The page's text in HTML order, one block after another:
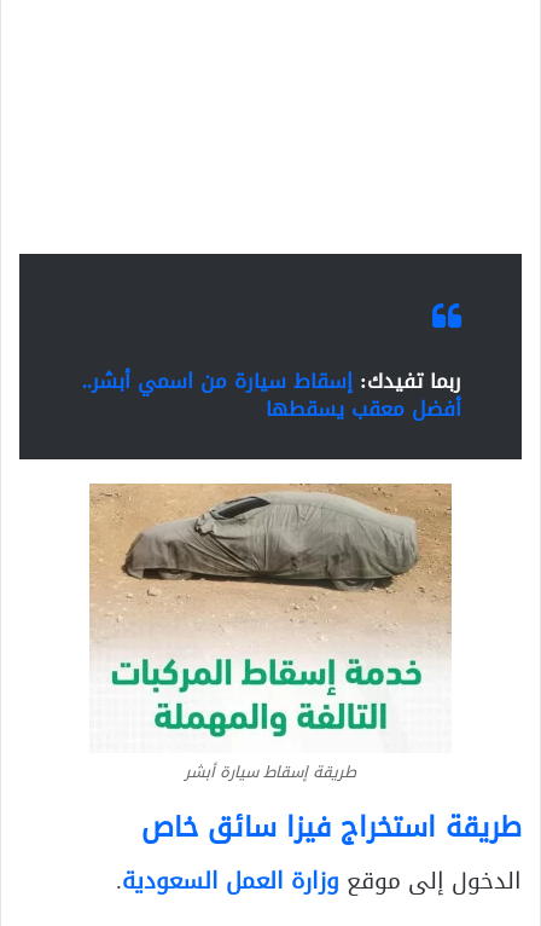
ربما تفيدك: إسقاط سيارة من اسمي أبشر..
أفضل معقب يسقطها
طريقة إسقاط سيارة أبشر
طريقة استخراج فيزا سائق خاص
الدخول إلى موقع وزارة العمل السعودية.